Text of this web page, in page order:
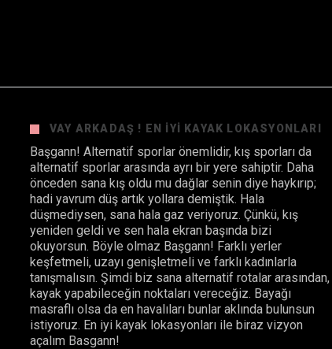
VAY ARKADAŞ ! EN IYI KAYAK LOKASYONLARI
Başgann! Alternatif sporlar önemlidir, kış sporları da
alternatif sporlar arasında ayrı bir yere sahiptir. Daha
önceden sana kış oldu mu dağlar senin diye haykırıp;
hadi yavrum düş artık yollara demiştik. Hala
düşmediysen, sana hala gaz veriyoruz. Çünkü, kış
yeniden geldi ve sen hala ekran başında bizi
okuyorsun. Böyle olmaz Başgann! Farklı yerler
keşfetmeli, uzayı genişletmeli ve farklı kadınlarla
tanışmalısın. Şimdi biz sana alternatif rotalar arasından,
kayak yapabileceğin noktaları vereceğiz. Bayağı
masraflı olsa da en havalıları bunlar aklında bulunsun
istiyoruz. En iyi kayak lokasyonları ile biraz vizyon
açalım Basgann!